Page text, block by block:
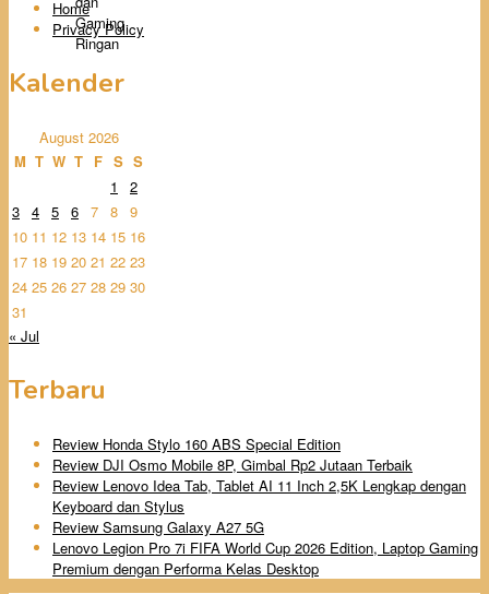
Home
Privacy Policy
Kalender
August 2026
M T W T F S S
1
2
3 4 5 6 7 8 9
10 11 12 13 14 15 16
17 18 19 20 21 22 23
24 25 26 27 28 29 30
31
« Jul
Terbaru
Review Honda Stylo 160 ABS Special Edition
Review DJI Osmo Mobile 8P, Gimbal Rp2 Jutaan Terbaik
Review Lenovo Idea Tab, Tablet AI 11 Inch 2,5K Lengkap dengan
Keyboard dan Stylus
Review Samsung Galaxy A27 5G
Lenovo Legion Pro 7i FIFA World Cup 2026 Edition, Laptop Gaming
Premium dengan Performa Kelas Desktop